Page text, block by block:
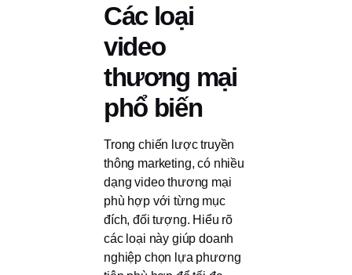
Các loại
video
thương mại
phổ biến
Trong chiến lược truyền
thông marketing, có nhiều
dạng video thương mại
phù hợp với từng mục
đích, đối tượng. Hiểu rõ
các loại này giúp doanh
nghiệp chọn lựa phương